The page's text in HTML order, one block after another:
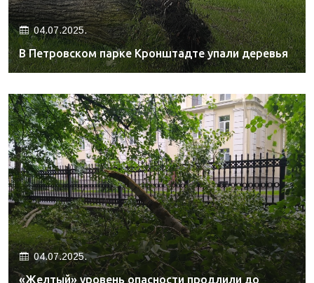
04.07.2025.
В Петровском парке Кронштадте упали деревья
04.07.2025.
«Желтый» уровень опасности продлили до